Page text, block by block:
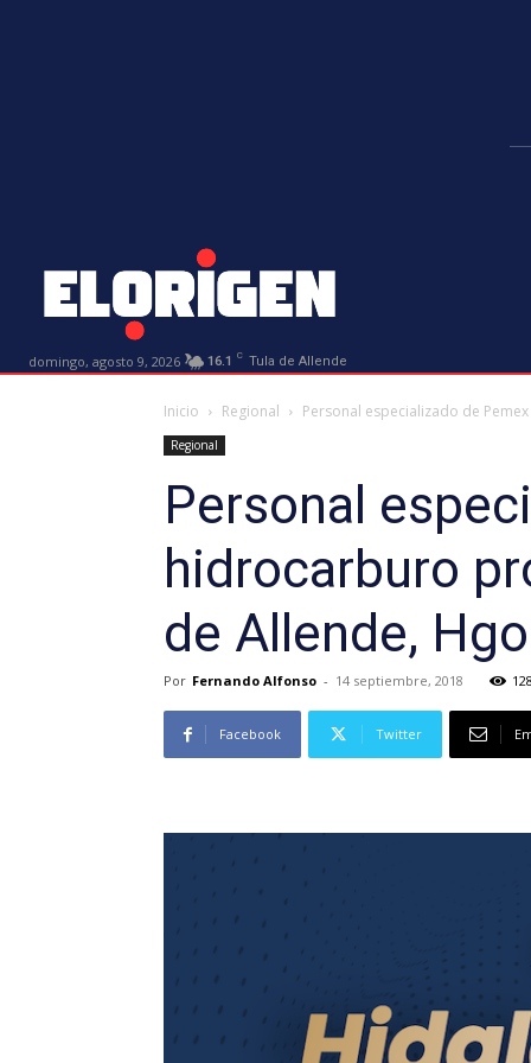
domingo, agosto 9, 2026 16.1 C Tula de Allende
Inicio Regional Personal especializado de
Regional
Personal
hidrocarburo
de Allende,
Por Fernando Alfonso - 14 septiembre, 2018
Facebook Twitter